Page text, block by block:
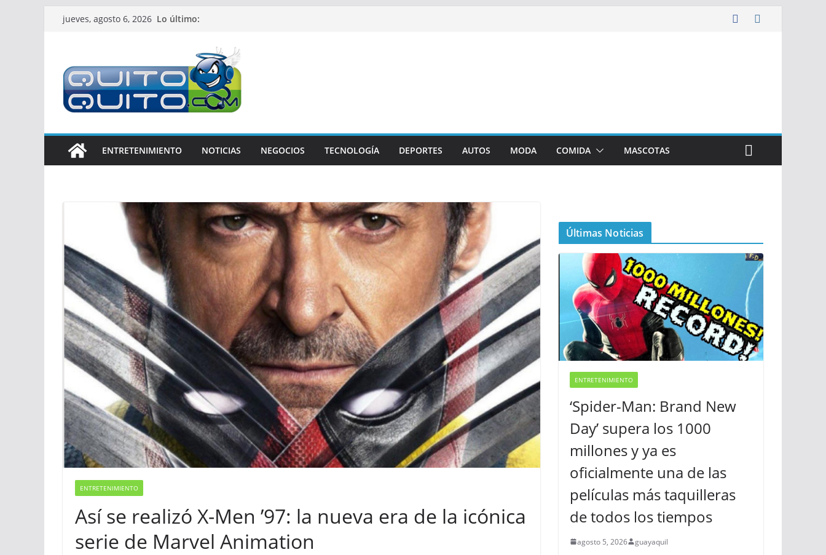
Saltarjueves, agosto 6, 2026 Lo último:
ENTRETENIMIENTO NOTICIAS NEGOCIOS TECNOLOGÍA DEPORTES AUTOS MODA COMIDA MASCOTAS
ENTRETENIMIENTO
Así se realizó X-Men ’97: la nueva era de la icónica
serie de Marvel Animation
Últimas Noticias
ENTRETENIMIENTO
‘Spider-Man: Brand New
Day’ supera los 1000
millones y ya es
oficialmente una de las
películas más taquilleras
de todos los tiempos
agosto 5, 2026 guayaquil